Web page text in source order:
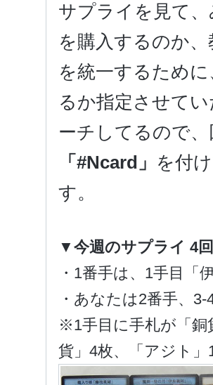
サプライを見て
を購入するのか
を統一するため
るか指定させて
ーチしてるので
「#Ncard」
を付
す。
▼今週のサプライ 4
・1番手は、1手目「
・あなたは2番手、
※1手目に手札が「銅
貨」4枚、「アジト」